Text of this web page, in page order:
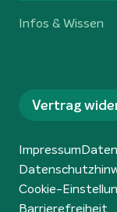
Infos & Wissen
Vertrag
Impressum
Cookie-
Barrierefreiheit